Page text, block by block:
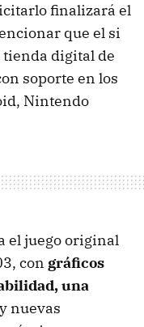
finalizará el
que el si
digital de
soporte en los
Nintendo
el juego original
con gráficos
una
y nuevas